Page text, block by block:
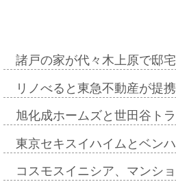
諸戸の家が代々木上原で邸
リノべると東急不動産が提
旭化成ホームズと世田谷ト
東京セキスイハイムとベン
コスモスイニシア、マンシ